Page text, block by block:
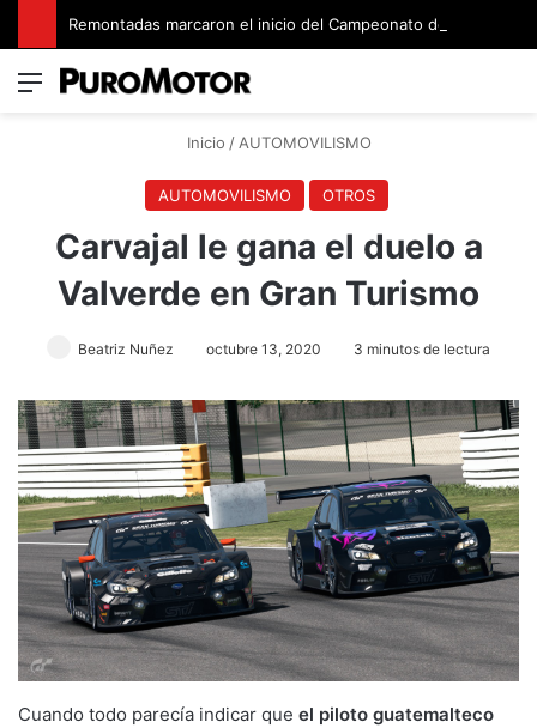
Menú
Inicio / AUTOMOVILISMO
AUTOMOVILISMO OTROS
Carvajal le gana el duelo a
Valverde en Gran Turismo
Beatriz Nuñez octubre 13, 2020 3 minutos de lectura
Cuando todo parecía indicar que el piloto guatemalteco